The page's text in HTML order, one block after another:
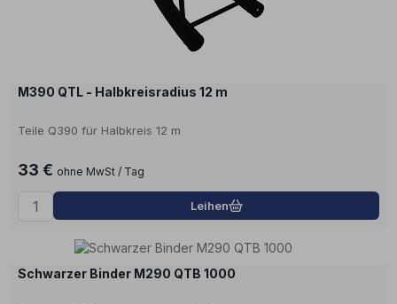
M390 QTL - Halbkreisradius 12 m
Teile Q390 für Halbkreis 12 m
33 € ohne MwSt / Tag
Leihen
Schwarzer Binder M290 QTB 1000